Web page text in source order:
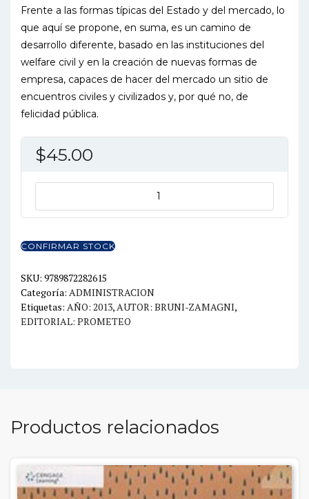
Frente a las formas típicas del Estado y del mercado, lo
que aquí se propone, en suma, es un camino de
desarrollo diferente, basado en las instituciones del
welfare civil y en la creación de nuevas formas de
empresa, capaces de hacer del mercado un sitio de
encuentros civiles y civilizados y, por qué no, de
felicidad pública.
$45.00
EQUIDAD,
PUBLICA
cantidad
CONFIRMAR STOCK
SKU: 9789872282615
Categoría: ADMINISTRACION
Etiquetas: AÑO: 2013, AUTOR: BRUNI-ZAMAGNI,
EDITORIAL: PROMETEO
Productos relacionados